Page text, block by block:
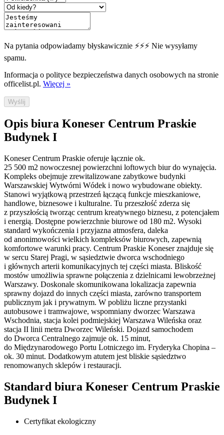
Na pytania odpowiadamy błyskawicznie ⚡⚡⚡ Nie wysyłamy
spamu.
Informacja o polityce bezpieczeństwa danych osobowych na stronie
officelist.pl. Więcej »
Wyślij
Opis biura Koneser Centrum Praskie
Budynek I
Koneser Centrum Praskie oferuje łącznie ok.
25 500 m2 nowoczesnej powierzchni loftowych biur do wynajęcia.
Kompleks obejmuje zrewitalizowane zabytkowe budynki
Warszawskiej Wytwórni Wódek i nowo wybudowane obiekty.
Stanowi wyjątkową przestrzeń łączącą funkcje mieszkaniowe,
handlowe, biznesowe i kulturalne. Tu przeszłość zderza się
z przyszłością tworząc centrum kreatywnego biznesu, z potencjałem
i energią. Dostępne powierzchnie biurowe od 180 m2. Wysoki
standard wykończenia i przyjazna atmosfera, daleka
od anonimowości wielkich kompleksów biurowych, zapewnią
komfortowe warunki pracy. Centrum Praskie Koneser znajduje się
w sercu Starej Pragi, w sąsiedztwie dworca wschodniego
i głównych arterii komunikacyjnych tej części miasta. Bliskość
mostów umożliwia sprawne połączenia z dzielnicami lewobrzeżnej
Warszawy. Doskonale skomunikowana lokalizacja zapewnia
sprawny dojazd do innych części miasta, zarówno transportem
publicznym jak i prywatnym. W pobliżu liczne przystanki
autobusowe i tramwajowe, wspomniany dworzec Warszawa
Wschodnia, stacja kolei podmiejskiej Warszawa Wileńska oraz
stacja II linii metra Dworzec Wileński. Dojazd samochodem
do Dworca Centralnego zajmuje ok. 15 minut,
do Międzynarodowego Portu Lotniczego im. Fryderyka Chopina –
ok. 30 minut. Dodatkowym atutem jest bliskie sąsiedztwo
renomowanych sklepów i restauracji.
Standard biura Koneser Centrum Praskie
Budynek I
Certyfikat ekologiczny